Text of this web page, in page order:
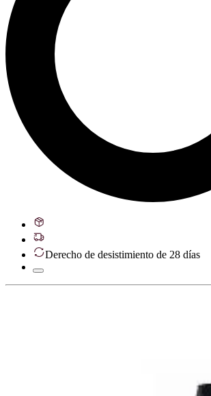
Derecho de desistimiento de 28 días